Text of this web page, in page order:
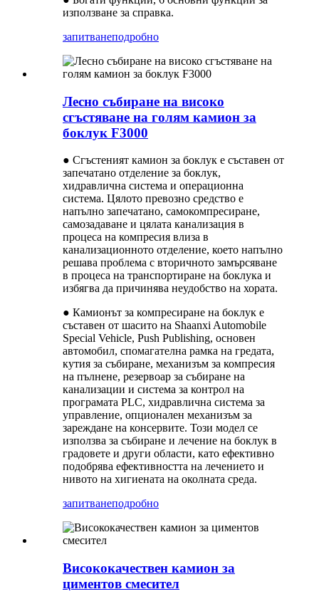
използване за справка.
запитванеподробно
Лесно събиране на високо
сгъстяване на голям камион за
боклук F3000
● Сгъстеният камион за боклук е съставен от
запечатано отделение за боклук,
хидравлична система и операционна
система. Цялото превозно средство е
напълно запечатано, самокомпресиране,
самозадаване и цялата канализация в
процеса на компресия влиза в
канализационното отделение, което напълно
решава проблема с вторичното замърсяване
в процеса на транспортиране на боклука и
избягва да причинява неудобство на хората.
● Камионът за компресиране на боклук е
съставен от шасито на Shaanxi Automobile
Special Vehicle, Push Publishing, основен
автомобил, спомагателна рамка на гредата,
кутия за събиране, механизъм за компресия
на пълнене, резервоар за събиране на
канализации и система за контрол на
програмата PLC, хидравлична система за
управление, опционален механизъм за
зареждане на консервите. Този модел се
използва за събиране и лечение на боклук в
градовете и други области, като ефективно
подобрява ефективността на лечението и
нивото на хигиената на околната среда.
запитванеподробно
Висококачествен камион за
циментов смесител